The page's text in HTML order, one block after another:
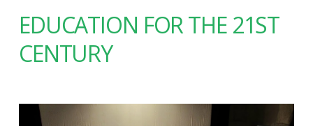
EDUCATION FOR THE 21ST
CENTURY